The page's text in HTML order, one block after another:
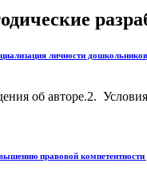
личности
об авторе.2.
правовой компетентности